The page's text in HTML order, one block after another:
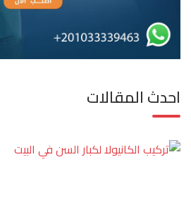
احدث المقالات